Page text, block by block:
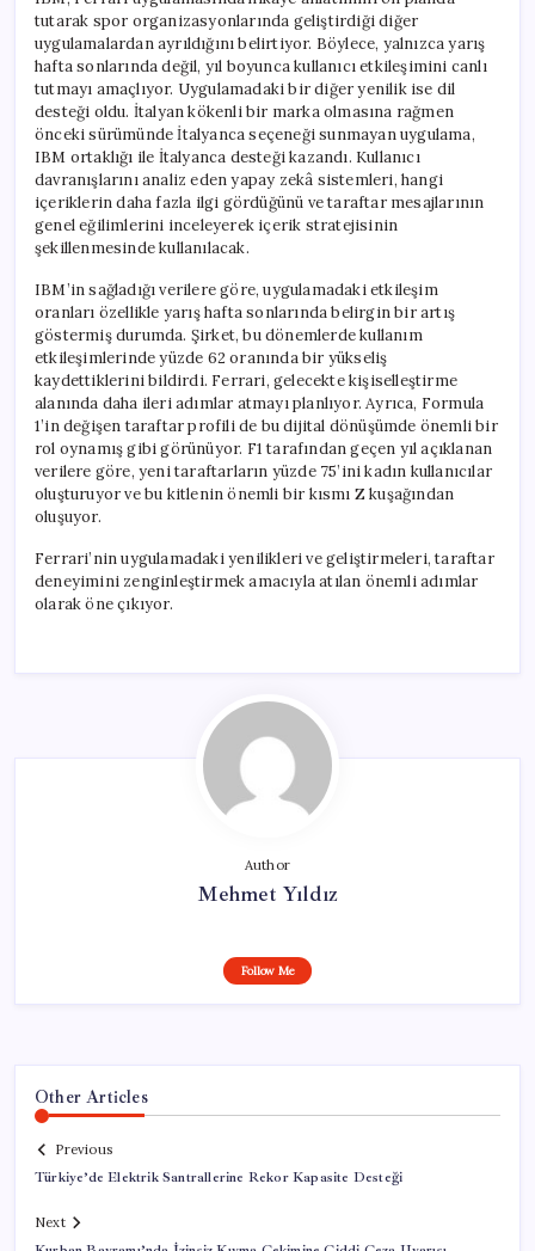
tutarak spor organizasyonlarında geliştirdiği diğer
uygulamalardan ayrıldığını belirtiyor. Böylece, yalnızca yarış
hafta sonlarında değil, yıl boyunca kullanıcı etkileşimini canlı
tutmayı amaçlıyor. Uygulamadaki bir diğer yenilik ise dil
desteği oldu. İtalyan kökenli bir marka olmasına rağmen
önceki sürümünde İtalyanca seçeneği sunmayan uygulama,
IBM ortaklığı ile İtalyanca desteği kazandı. Kullanıcı
davranışlarını analiz eden yapay zekâ sistemleri, hangi
içeriklerin daha fazla ilgi gördüğünü ve taraftar mesajlarının
genel eğilimlerini inceleyerek içerik stratejisinin
şekillenmesinde kullanılacak.
IBM’in sağladığı verilere göre, uygulamadaki etkileşim
oranları özellikle yarış hafta sonlarında belirgin bir artış
göstermiş durumda. Şirket, bu dönemlerde kullanım
etkileşimlerinde yüzde 62 oranında bir yükseliş
kaydettiklerini bildirdi. Ferrari, gelecekte kişiselleştirme
alanında daha ileri adımlar atmayı planlıyor. Ayrıca, Formula
1’in değişen taraftar profili de bu dijital dönüşümde önemli bir
rol oynamış gibi görünüyor. F1 tarafından geçen yıl açıklanan
verilere göre, yeni taraftarların yüzde 75’ini kadın kullanıcılar
oluşturuyor ve bu kitlenin önemli bir kısmı Z kuşağından
oluşuyor.
Ferrari’nin uygulamadaki yenilikleri ve geliştirmeleri, taraftar
deneyimini zenginleştirmek amacıyla atılan önemli adımlar
olarak öne çıkıyor.
Author
Mehmet Yıldız
Follow Me
Other Articles
Previous
Türkiye’de Elektrik Santrallerine Rekor Kapasite Desteği
Next